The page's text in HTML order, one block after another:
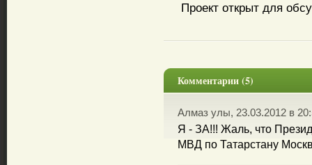
Проект открыт для
Комментарии (5)
Алмаз улы, 23.03.2012 в
Я - ЗА!!! Жаль, что
МВД по Татарстану